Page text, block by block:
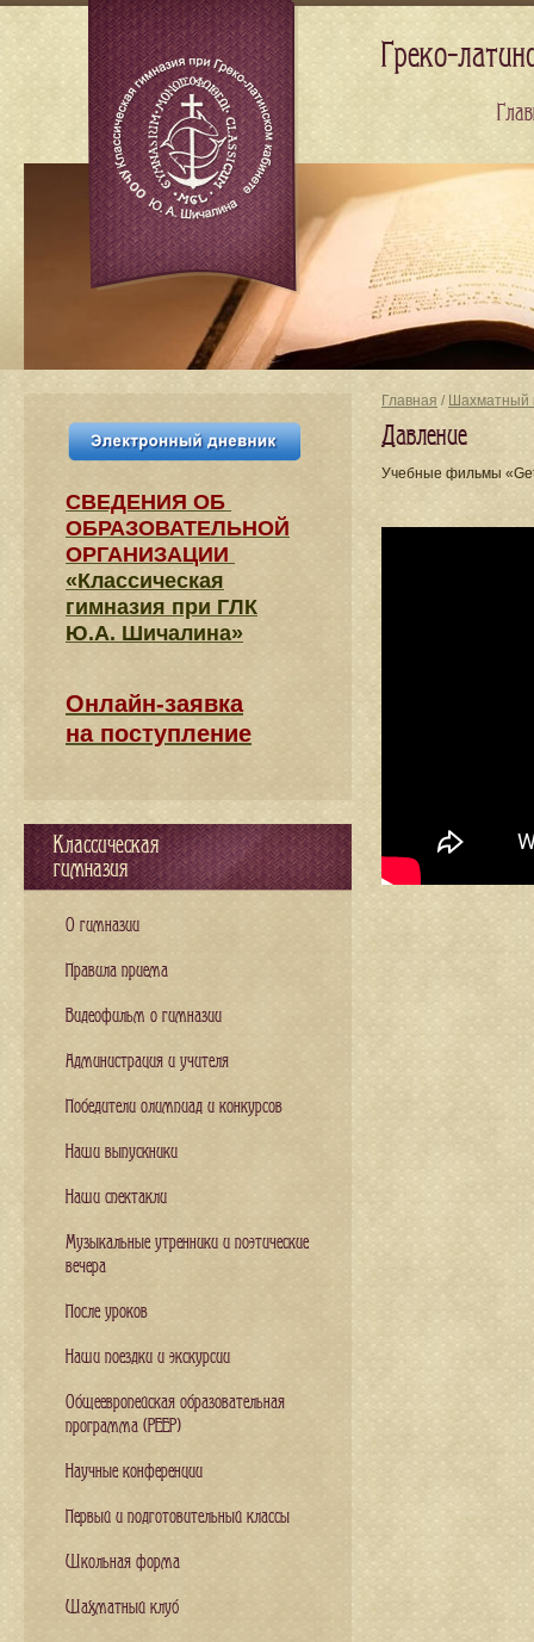
Главная / Шахматный
Давление
Учебные фильмы
СВЕДЕНИЯ​ ОБ
ОБРАЗОВАТЕЛЬНОЙ
ОРГАНИЗАЦИИ
«Классическая
гимназия при ГЛК
Ю.А. Шичалина»
Онлайн-заявка
на поступление
Классическая
гимназия
О гимназии
Правила приема
Видеофильм о гимназии
Администрация и учителя
Победители олимпиад и конкурсов
Наши выпускники
Наши спектакли
Музыкальные утренники и поэтические
вечера
После уроков
Наши поездки и экскурсии
Общеевропейская образовательная
программа (PEEP)
Научные конференции
Первый и подготовительный классы
Школьная форма
Шахматный клуб
Греко-